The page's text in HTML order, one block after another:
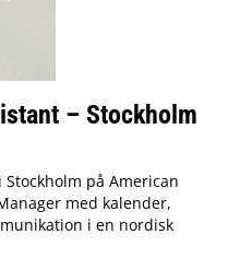
– Stockholm
på American
med kalender,
i en nordisk